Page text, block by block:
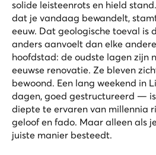
solide leisteenrots en hield
dat je vandaag bewandelt,
eeuw. Dat geologische toeval is
anders aanvoelt dan elke
hoofdstad: de oudste lagen zijn
eeuwse renovatie. Ze bleven
bewoond. Een lang weekend in
dagen, goed gestructureerd —
diepte te ervaren van millennia
geloof en fado. Maar alleen als
juiste manier besteedt.